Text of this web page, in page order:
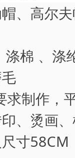
帽、高尔
涤棉 、
】
求制作
、烫画
寸58CM